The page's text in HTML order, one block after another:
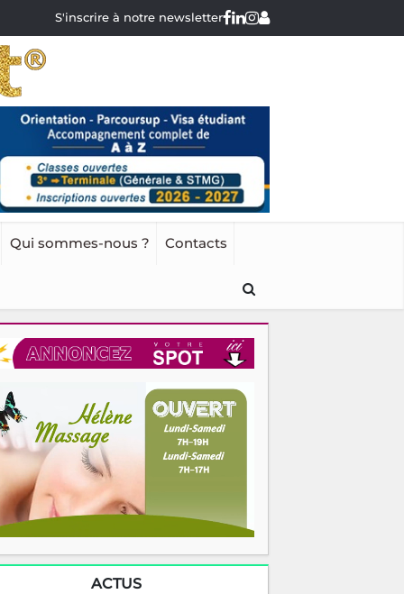
S'inscrire à notre newsletter
Qui sommes-nous ? Contacts
ACTUS